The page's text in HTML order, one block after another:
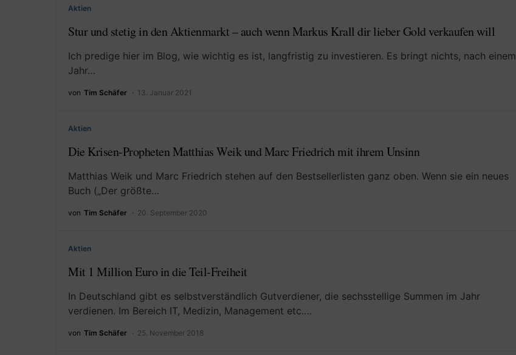
Aktien
Stur und stetig in den Aktienmarkt – auch wenn Markus Krall dir lieber Gold verkaufen will
Ich predige hier im Blog, wie wichtig es ist, langfristig zu investieren. Es bringt nichts, nach einem
Jahr…
von Tim Schäfer 13. Januar 2021
Aktien
Die Krisen-Propheten Matthias Weik und Marc Friedrich mit ihrem Unsinn
Matthias Weik und Marc Friedrich stehen auf den Bestsellerlisten ganz oben. Wenn sie ein neues
Buch („Der größte…
von Tim Schäfer 20. September 2020
Aktien
Mit 1 Million Euro in die Teil-Freiheit
In Deutschland gibt es selbstverständlich Gutverdiener, die sechsstellige Summen im Jahr
verdienen. Im Bereich IT, Medizin, Management etc.…
von Tim Schäfer 25. November 2018